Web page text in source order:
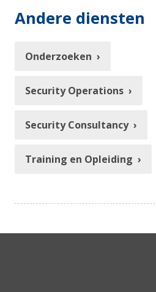
Andere diensten
Onderzoeken
Security Operations
Security Consultancy
Training en Opleiding